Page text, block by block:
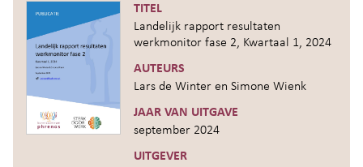
TITEL
Landelijk rapport resultaten
werkmonitor fase 2, Kwartaal 1, 2024
AUTEURS
Lars de Winter en Simone Wienk
JAAR VAN UITGAVE
september 2024
UITGEVER